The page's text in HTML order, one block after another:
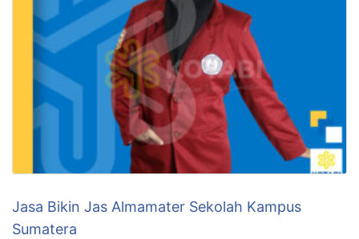
Jasa Bikin Jas Almamater Sekolah Kampus
Sumatera